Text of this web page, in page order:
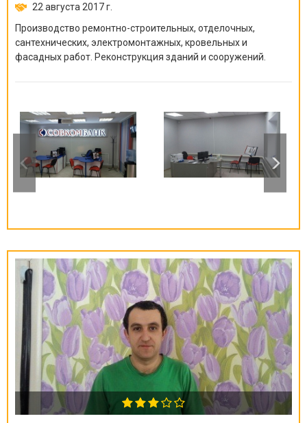
22 августа 2017 г.
Производство ремонтно-строительных, отделочных,
сантехнических, электромонтажных, кровельных и
фасадных работ. Реконструкция зданий и сооружений.